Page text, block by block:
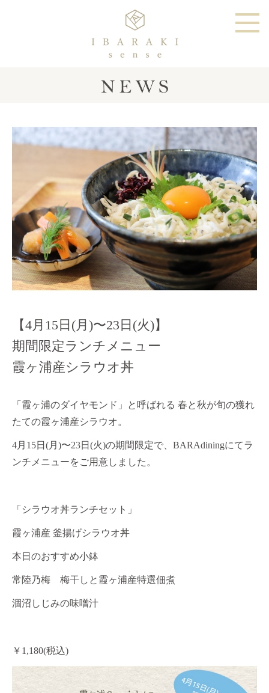
【4月15日(月)〜23日(火)】
期間限定ランチメニュー
霞ヶ浦産シラウオ丼
「霞ヶ浦のダイヤモンド」と呼ばれる 春と秋が旬の獲れ
たての霞ヶ浦産シラウオ。
4月15日(月)〜23日(火)の期間限定で、BARAdiningにてラ
ンチメニューをご用意しました。
「シラウオ丼ランチセット」
霞ヶ浦産 釜揚げシラウオ丼
本日のおすすめ小鉢
常陸乃梅 梅干しと霞ヶ浦産特選佃煮
涸沼しじみの味噌汁
￥1,180(税込)